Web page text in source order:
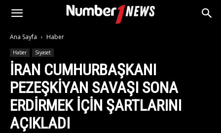
Ana Sayfa Haber
Haber Siyaset
İRAN CUMHURBAŞKANI
PEZEŞKIYAN SAVAŞI SONA
ERDIRMEK IÇIN ŞARTLARINI
AÇIKLADI